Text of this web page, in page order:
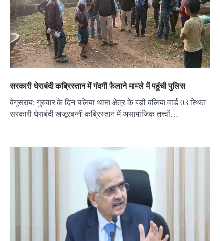
सरकारी घेराबंदी कब्रिस्तान में गंदगी फैलाने मामले में पहुंची पुलिस
बेगूसराय: गुरुवार के दिन बलिया थाना क्षेत्र के बड़ी बलिया वार्ड 03 स्थित
सरकारी घेराबंदी खजूरबन्नी कब्रिस्तान में असामाजिक तत्त्वों…